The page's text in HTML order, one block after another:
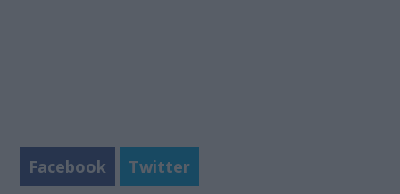
Facebook
Twitter